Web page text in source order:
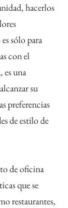
hacerlos
sólo para
con el
es una
su
preferencias
de estilo de
de oficina
que se
restaurantes,